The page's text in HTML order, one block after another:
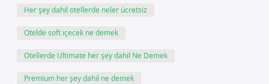
Her şey dahil otellerde neler ücretsiz
Otelde soft içecek ne demek
Otellerde Ultimate her şey dahil Ne Demek
Premium her şey dahil ne demek